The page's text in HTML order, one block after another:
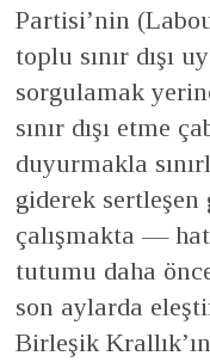
Partisi’nin
toplu sınır dışı
sorgulamak
sınır dışı etme
duyurmakla
giderek
çalışmakta —
tutumu daha
son aylarda
Birleşik